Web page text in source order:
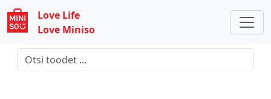
Love Life
Love Miniso